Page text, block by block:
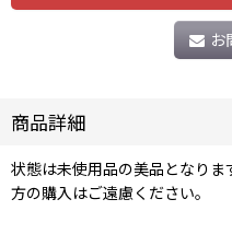
お
商品詳細
状態は未使用品の美品となり
方の購入はご遠慮ください。